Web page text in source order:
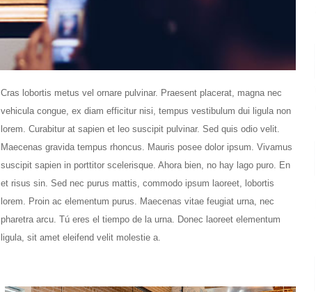
Cras lobortis metus vel ornare pulvinar. Praesent placerat, magna nec
vehicula congue, ex diam efficitur nisi, tempus vestibulum dui ligula non
lorem. Curabitur at sapien et leo suscipit pulvinar. Sed quis odio velit.
Maecenas gravida tempus rhoncus. Mauris posee dolor ipsum. Vivamus
suscipit sapien in porttitor scelerisque. Ahora bien, no hay lago puro. En
et risus sin. Sed nec purus mattis, commodo ipsum laoreet, lobortis
lorem. Proin ac elementum purus. Maecenas vitae feugiat urna, nec
pharetra arcu. Tú eres el tiempo de la urna. Donec laoreet elementum
ligula, sit amet eleifend velit molestie a.